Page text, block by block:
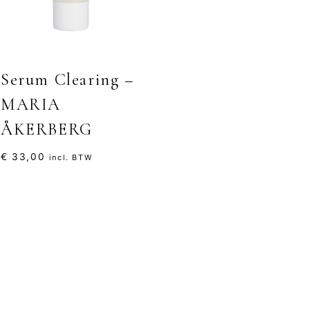
Serum Clearing –
MARIA
ÅKERBERG
€ 33,00 incl. BTW